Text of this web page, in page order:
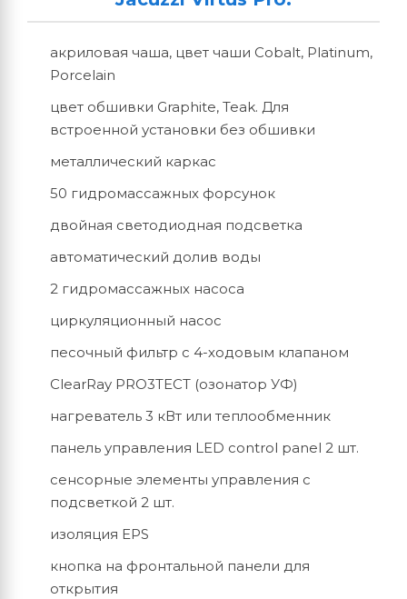
акриловая чаша, цвет чаши Cobalt, Platinum,
Porcelain
цвет обшивки Graphite, Teak. Для
встроенной установки без обшивки
металлический каркас
50 гидромассажных форсунок
двойная светодиодная подсветка
автоматический долив воды
2 гидромассажных насоса
циркуляционный насос
песочный фильтр с 4-ходовым клапаном
ClearRay PRO3TECT (озонатор УФ)
нагреватель 3 кВт или теплообменник
панель управления LED control panel 2 шт.
сенсорные элементы управления с
подсветкой 2 шт.
изоляция EPS
кнопка на фронтальной панели для
открытия